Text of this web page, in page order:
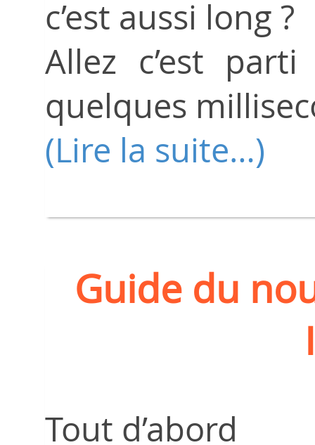
c’est aussi long ?
Allez c’est
quelques
(Lire la suite…)
Guide du
Tout d’abord